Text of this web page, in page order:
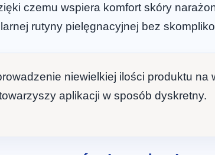
czemu wspiera komfort skóry
rutyny pielęgnacyjnej bez
niewielkiej ilości produktu
aplikacji w sposób dyskretny.